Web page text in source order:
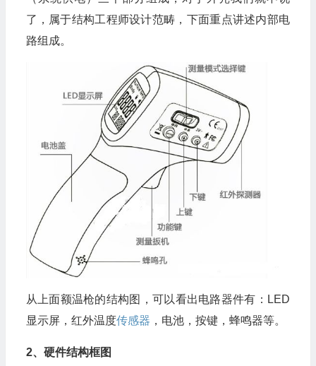
了，属于结构工程师设计范畴，下面重点讲述内部电
路组成。
从上面额温枪的结构图，可以看出电路器件有：LED
显示屏，红外温度传感器 ，电池，按键，蜂鸣器等。
2、硬件结构框图